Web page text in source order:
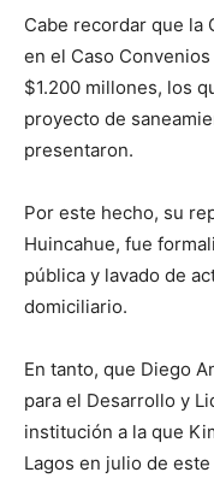
Cabe recordar que la
en el Caso
$1.200 millones, los
proyecto de
presentaron.
Por este hecho, su
Huincahue, fue
pública y lavado de
domiciliario.
En tanto, que Diego
para el Desarrollo y
institución a la que
Lagos en julio de